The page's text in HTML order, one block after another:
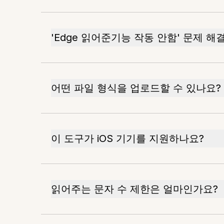
'Edge 읽어준기능 작동 안함' 문제 해
어떤 파일 형식을 업로드할 수 있나요?
이 도구가 iOS 기기를 지원하나요?
읽어주는 문자 수 제한은 얼마인가요?